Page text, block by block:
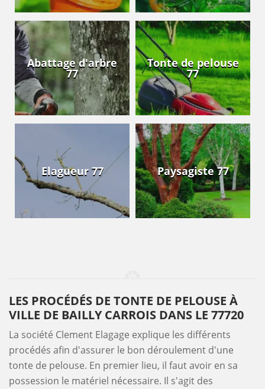
Abattage d'arbre
77
Tonte de pelouse
77
Elagueur 77 Paysagiste 77
LES PROCÉDÉS DE TONTE DE PELOUSE À
VILLE DE BAILLY CARROIS DANS LE 77720
La société Clement Elagage explique les différents
procédés afin d'assurer le bon déroulement d'une
tonte de pelouse. En premier lieu, il faut avoir en sa
possession le matériel nécessaire. Il s'agit des